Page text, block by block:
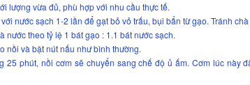
lượng vừa đủ, phù hợp với nhu cầu thực tế.
nước sạch 1-2 lần để gạt bỏ vỏ trấu, bụi bẩn từ gạo. Tránh
nước theo tỷ lệ 1 bát gạo : 1.1 bát nước sạch.
nồi và bật nút nấu như bình thường.
25 phút, nồi cơm sẽ chuyển sang chế độ ủ ấm. Cơm lúc này